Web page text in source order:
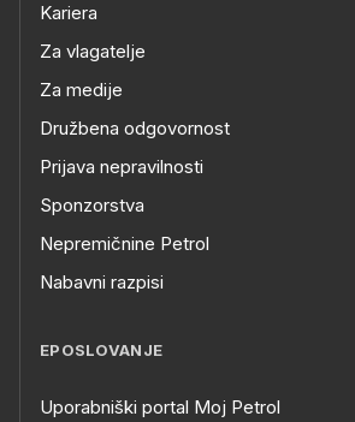
Kariera
Za vlagatelje
Za medije
Družbena odgovornost
Prijava nepravilnosti
Sponzorstva
Nepremičnine Petrol
Nabavni razpisi
EPOSLOVANJE
Uporabniški portal Moj Petrol